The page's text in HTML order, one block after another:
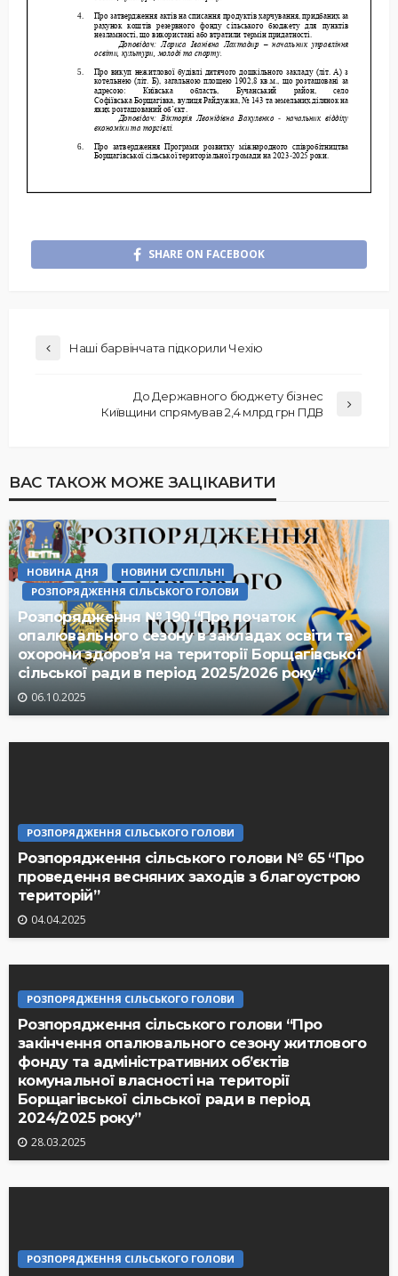
SHARE ON FACEBOOK
Наші барвінчата підкорили Чехію
До Державного бюджету бізнес
Київщини спрямував 2,4 млрд грн ПДВ
ВАС ТАКОЖ МОЖЕ ЗАЦІКАВИТИ
НОВИНА ДНЯ
НОВИНИ СУСПІЛЬНІ
РОЗПОРЯДЖЕННЯ СІЛЬСЬКОГО ГОЛОВИ
Розпорядження № 190 “Про початок
опалювального сезону в закладах освіти та
охорони здоров’я на території Борщагівської
сільської ради в період 2025/2026 року”
06.10.2025
РОЗПОРЯДЖЕННЯ СІЛЬСЬКОГО ГОЛОВИ
Розпорядження сільського голови № 65 “Про
проведення весняних заходів з благоустрою
територій”
04.04.2025
РОЗПОРЯДЖЕННЯ СІЛЬСЬКОГО ГОЛОВИ
Розпорядження сільського голови “Про
закінчення опалювального сезону житлового
фонду та адміністративних об’єктів
комунальної власності на території
Борщагівської сільської ради в період
2024/2025 року”
28.03.2025
РОЗПОРЯДЖЕННЯ СІЛЬСЬКОГО ГОЛОВИ